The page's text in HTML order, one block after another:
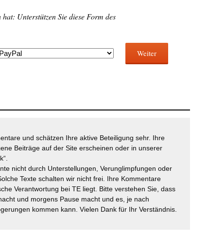
Unterstützen Sie diese Form des
Weiter
und schätzen Ihre aktive Beteiligung sehr. Ihre
Beiträge auf der Site erscheinen oder in unserer
nicht durch Unterstellungen, Verunglimpfungen oder
Texte schalten wir nicht frei. Ihre Kommentare
Verantwortung bei TE liegt. Bitte verstehen Sie, dass
und morgens Pause macht und es, je nach
kommen kann. Vielen Dank für Ihr Verständnis.